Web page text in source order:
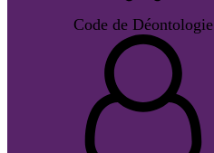
Code de Déontologie